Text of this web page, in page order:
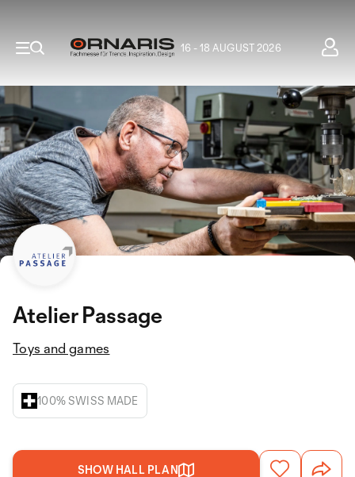
16 - 18 AUGUST 2026
Atelier Passage
Toys and games
100% SWISS MADE
SHOW HALL PLAN